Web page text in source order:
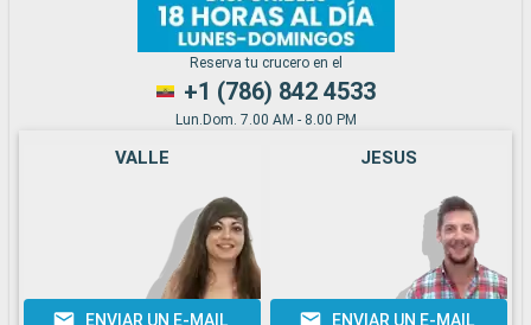
Reserva tu crucero en el
+1 (786) 842 4533
Lun.Dom. 7.00 AM - 8.00 PM
VALLE
ENVIAR UN E-MAIL
JESUS
ENVIAR UN E-MAIL